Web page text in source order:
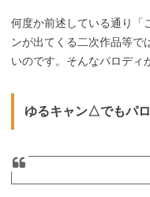
何度か前述している通り「
ンが出てくる二次作品等で
いのです。そんなパロディ
ゆるキャン△でもパ